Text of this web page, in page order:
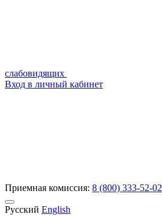
слабовидящих
Вход в личный кабинет
Приемная комиссия: 8 (800) 333-52-02
Русский English